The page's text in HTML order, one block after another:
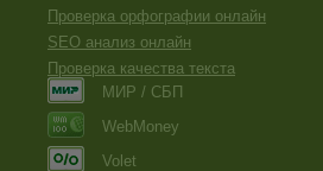
Проверка орфографии онлайн
SEO анализ онлайн
Проверка качества текста
МИР / СБП
WebMoney
Volet